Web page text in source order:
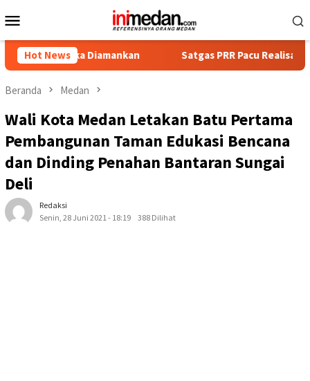
ke
Mobile
Hot News
Diamankan Satgas PRR Pacu Realisasi Tambahan
Beranda Medan
Wali Kota Medan Letakan Batu Pertama
Pembangunan Taman Edukasi Bencana
dan Dinding Penahan Bantaran Sungai
Deli
Redaksi
Senin, 28 Juni 2021 - 18:19
388 Dilihat